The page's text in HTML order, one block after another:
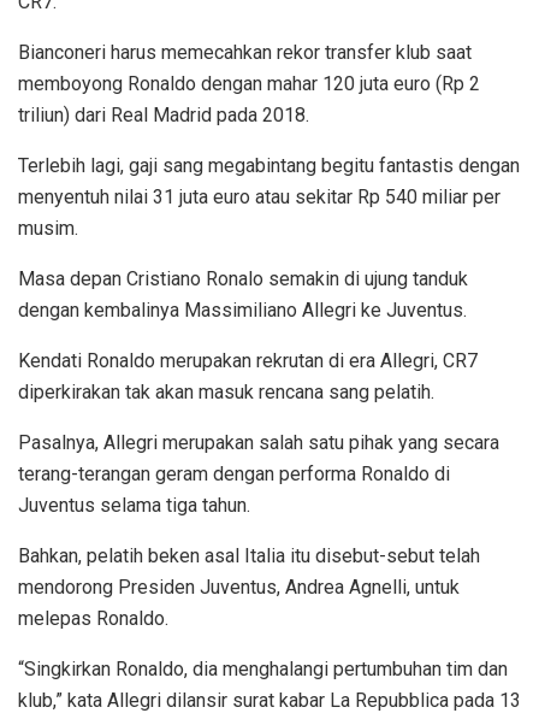
Bianconeri harus memecahkan rekor transfer klub saat
memboyong Ronaldo dengan mahar 120 juta euro (Rp 2
triliun) dari Real Madrid pada 2018.
Terlebih lagi, gaji sang megabintang begitu fantastis dengan
menyentuh nilai 31 juta euro atau sekitar Rp 540 miliar per
musim.
Masa depan Cristiano Ronalo semakin di ujung tanduk
dengan kembalinya Massimiliano Allegri ke Juventus.
Kendati Ronaldo merupakan rekrutan di era Allegri, CR7
diperkirakan tak akan masuk rencana sang pelatih.
Pasalnya, Allegri merupakan salah satu pihak yang secara
terang-terangan geram dengan performa Ronaldo di
Juventus selama tiga tahun.
Bahkan, pelatih beken asal Italia itu disebut-sebut telah
mendorong Presiden Juventus, Andrea Agnelli, untuk
melepas Ronaldo.
“Singkirkan Ronaldo, dia menghalangi pertumbuhan tim dan
klub,” kata Allegri dilansir surat kabar La Repubblica pada 13